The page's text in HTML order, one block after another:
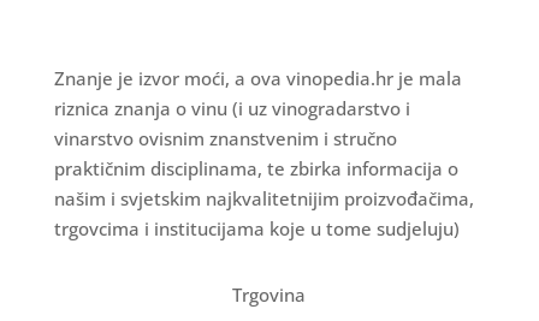
Znanje je izvor moći, a ova vinopedia.hr je mala
riznica znanja o vinu (i uz vinogradarstvo i
vinarstvo ovisnim znanstvenim i stručno
praktičnim disciplinama, te zbirka informacija o
našim i svjetskim najkvalitetnijim proizvođačima,
trgovcima i institucijama koje u tome sudjeluju)
Trgovina